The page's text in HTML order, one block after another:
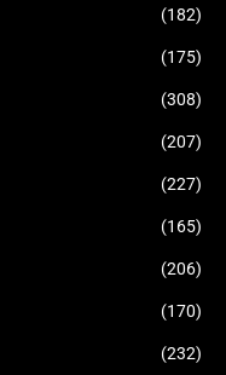
(182)
(175)
(308)
(207)
(227)
(165)
(206)
(170)
(232)